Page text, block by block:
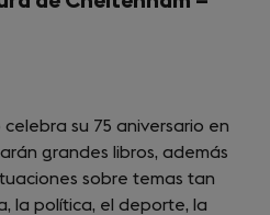
celebra su 75 aniversario en
grandes libros, además
sobre temas tan
la política, el deporte, la